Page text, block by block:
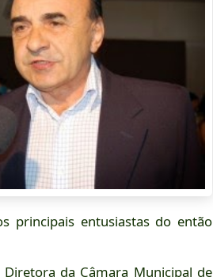
principais entusiastas do então
da Câmara Municipal de